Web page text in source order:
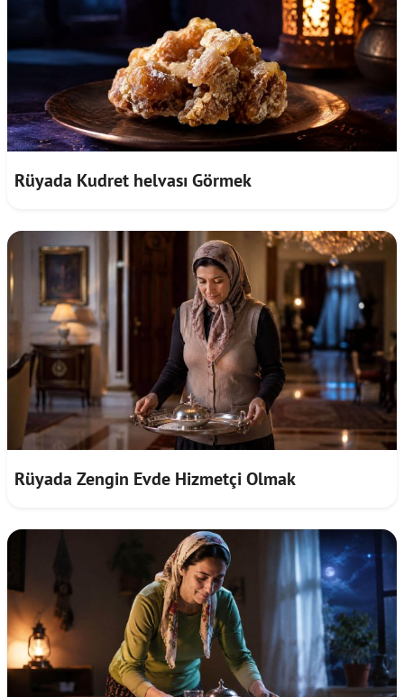
Rüyada Kudret helvası Görmek
Rüyada Zengin Evde Hizmetçi Olmak